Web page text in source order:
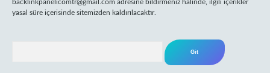
backlinkpanelicomtr@gmail.com adresine bildirmeniz halinde, ilgili içerikler
yasal süre içerisinde sitemizden kaldırılacaktır.